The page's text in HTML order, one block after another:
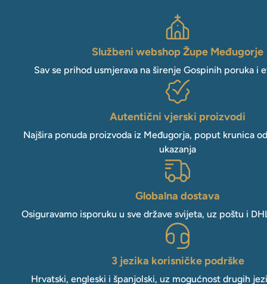
Službeni webshop Župe Međugorje
Sav se prihod usmjerava na širenje Gospinih poruka i
Autentični vjerski proizvodi
Najšira ponuda proizvoda iz Međugorja, poput krunica
ukazanja
Globalna dostava
Osiguravamo isporuku u sve države svijeta, uz poštu i
3 jezika korisničke podrške
Hrvatski, engleski i španjolski, uz mogućnost drugih